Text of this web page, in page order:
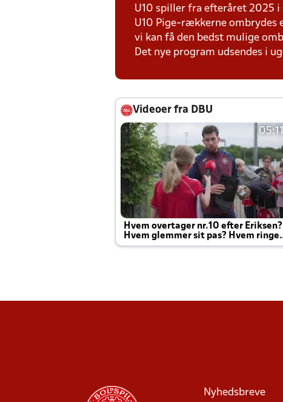
U10 spiller fra efteråret 2025
U10 Pige-rækkerne ombrydes
vi kan få den bedst mulige
Det nye program udsendes i
Videoer fra DBU
05:11
Hvem overtager nr.10 efter Eriksen?
Hvem glemmer sit pas? Hvem ringer
Joachim altid til efter kampe?
Nyhedsbreve